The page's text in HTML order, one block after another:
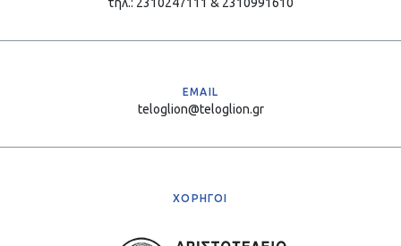
EMAIL
teloglion@teloglion.gr
ΧΟΡΗΓΟΙ